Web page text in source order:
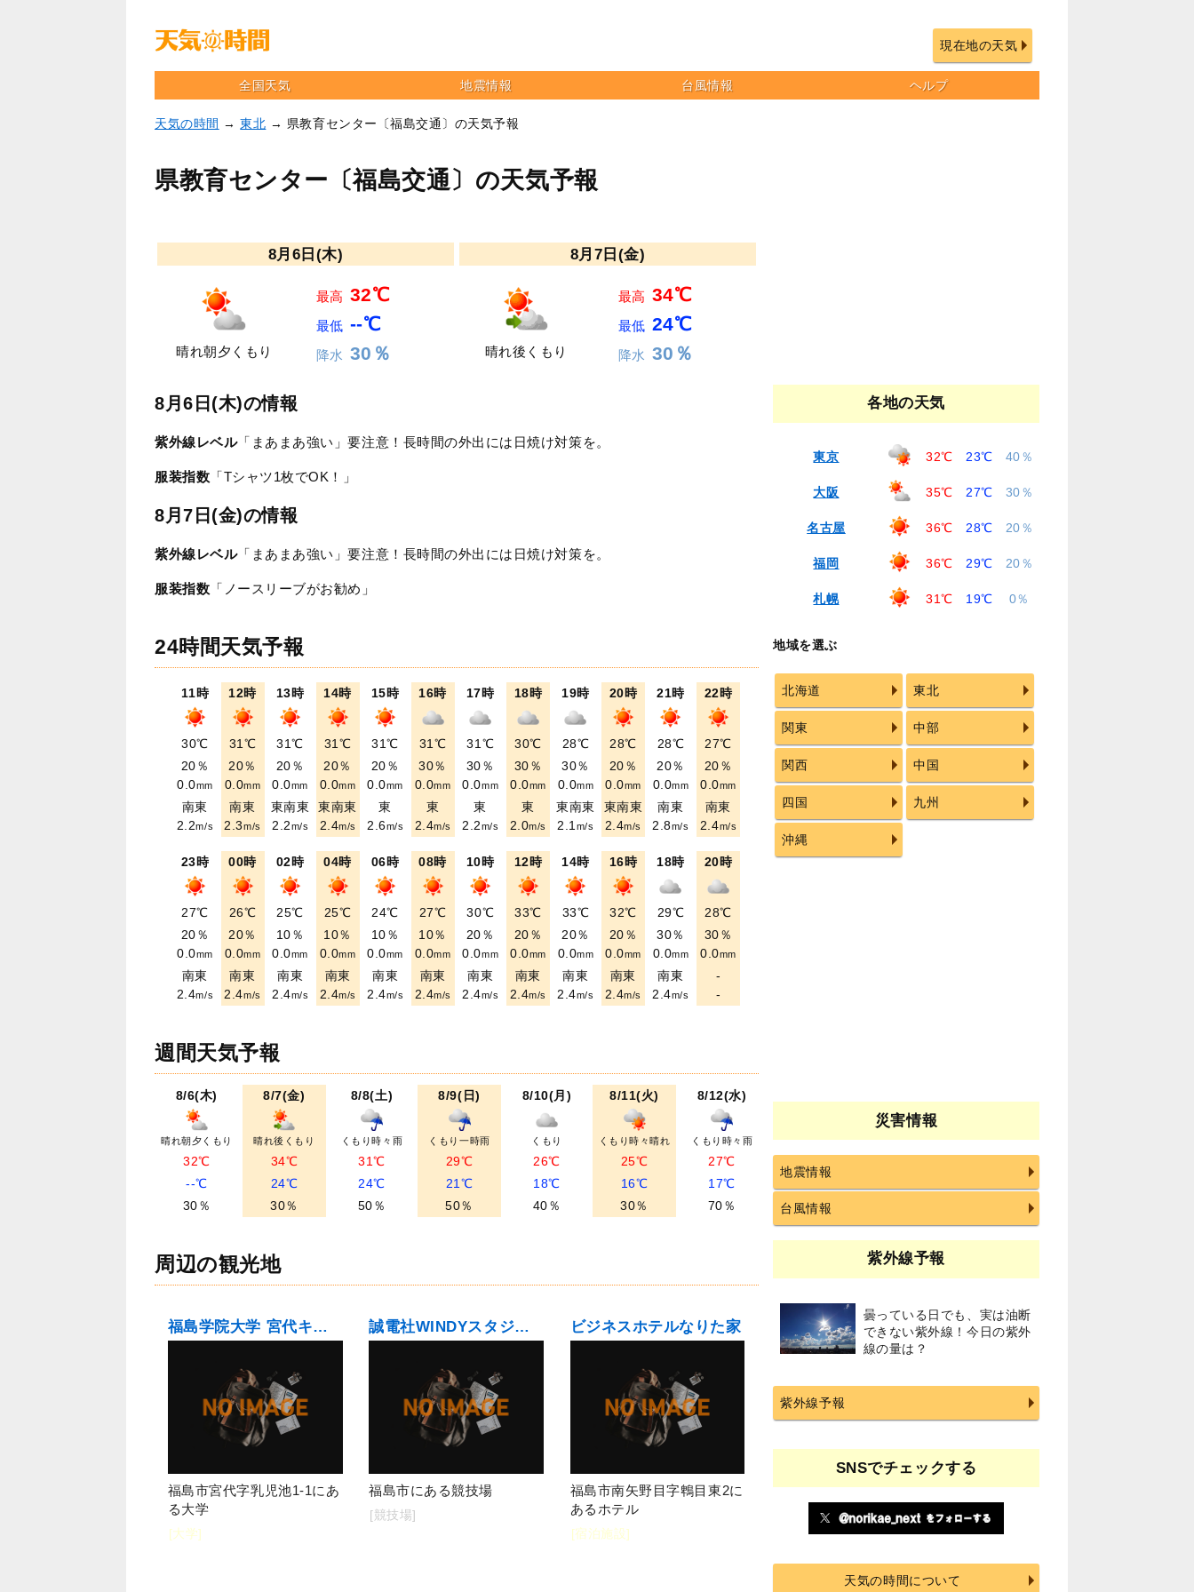
現在地の天気
全国天気 地震情報 台風情報 ヘルプ
天気の時間 →東北 → 県教育センター〔福島交通〕の天気予報
県教育センター〔福島交通〕の天気予報
8月6日(木)
晴れ朝夕くもり
最高 32℃
最低 --℃
降水 30％
8月7日(金)
晴れ後くもり
最高 34℃
最低 24℃
降水 30％
8月6日(木)の情報
紫外線レベル「まあまあ強い」要注意！長時間の外出には日焼け対策を。
服装指数 「Tシャツ1枚でOK！」
8月7日(金)の情報
紫外線レベル「まあまあ強い」要注意！長時間の外出には日焼け対策を。
服装指数 「ノースリーブがお勧め」
24時間天気予報
11時
30℃
20％
0.0mm
南東
2.2m/s
12時
31℃
20％
0.0mm
南東
2.3m/s
13時
31℃
20％
0.0mm
東南東
2.2m/s
14時
31℃
20％
0.0mm
東南東
2.4m/s
15時
31℃
20％
0.0mm
東
2.6m/s
16時
31℃
30％
0.0mm
東
2.4m/s
17時
31℃
30％
0.0mm
東
2.2m/s
18時
30℃
30％
0.0mm
東
2.0m/s
19時
28℃
30％
0.0mm
東南東
2.1m/s
20時
28℃
20％
0.0mm
東南東
2.4m/s
21時
28℃
20％
0.0mm
南東
2.8m/s
22時
27℃
20％
0.0mm
南東
2.4m/s
23時
27℃
20％
0.0mm
南東
2.4m/s
00時
26℃
20％
0.0mm
南東
2.4m/s
02時
25℃
10％
0.0mm
南東
2.4m/s
04時
25℃
10％
0.0mm
南東
2.4m/s
06時
24℃
10％
0.0mm
南東
2.4m/s
08時
27℃
10％
0.0mm
南東
2.4m/s
10時
30℃
20％
0.0mm
南東
2.4m/s
12時
33℃
20％
0.0mm
南東
2.4m/s
14時
33℃
20％
0.0mm
南東
2.4m/s
16時
32℃
20％
0.0mm
南東
2.4m/s
18時
29℃
30％
0.0mm
南東
2.4m/s
20時
28℃
30％
0.0mm
-
-
週間天気予報
8/6(木)
晴れ朝夕くもり
32℃
--℃
30％
8/7(金)
晴れ後くもり
34℃
24℃
30％
8/8(土)
くもり時々雨
31℃
24℃
50％
8/9(日)
くもり一時雨
29℃
21℃
50％
8/10(月)
くもり
26℃
18℃
40％
8/11(火)
くもり時々晴れ
25℃
16℃
30％
8/12(水)
くもり時々雨
27℃
17℃
70％
周辺の観光地
福島学院大学 宮代キャンパス
福島市宮代字乳児池1-1にあ
る大学
[大学]
誠電社WINDYスタジアム（信夫ケ丘競技場）
福島市にある競技場
[競技場]
ビジネスホテルなりた家
福島市南矢野目字鵯目東2に
あるホテル
[宿泊施設]
各地の天気
東京 32℃ 23℃ 40％
大阪 35℃ 27℃ 30％
名古屋 36℃ 28℃ 20％
福岡 36℃ 29℃ 20％
札幌 31℃ 19℃ 0％
地域を選ぶ
北海道 東北
関東 中部
関西 中国
四国 九州
沖縄
災害情報
地震情報
台風情報
紫外線予報
曇っている日でも、実は油断
できない紫外線！今日の紫外
線の量は？
紫外線予報
SNSでチェックする
天気の時間について